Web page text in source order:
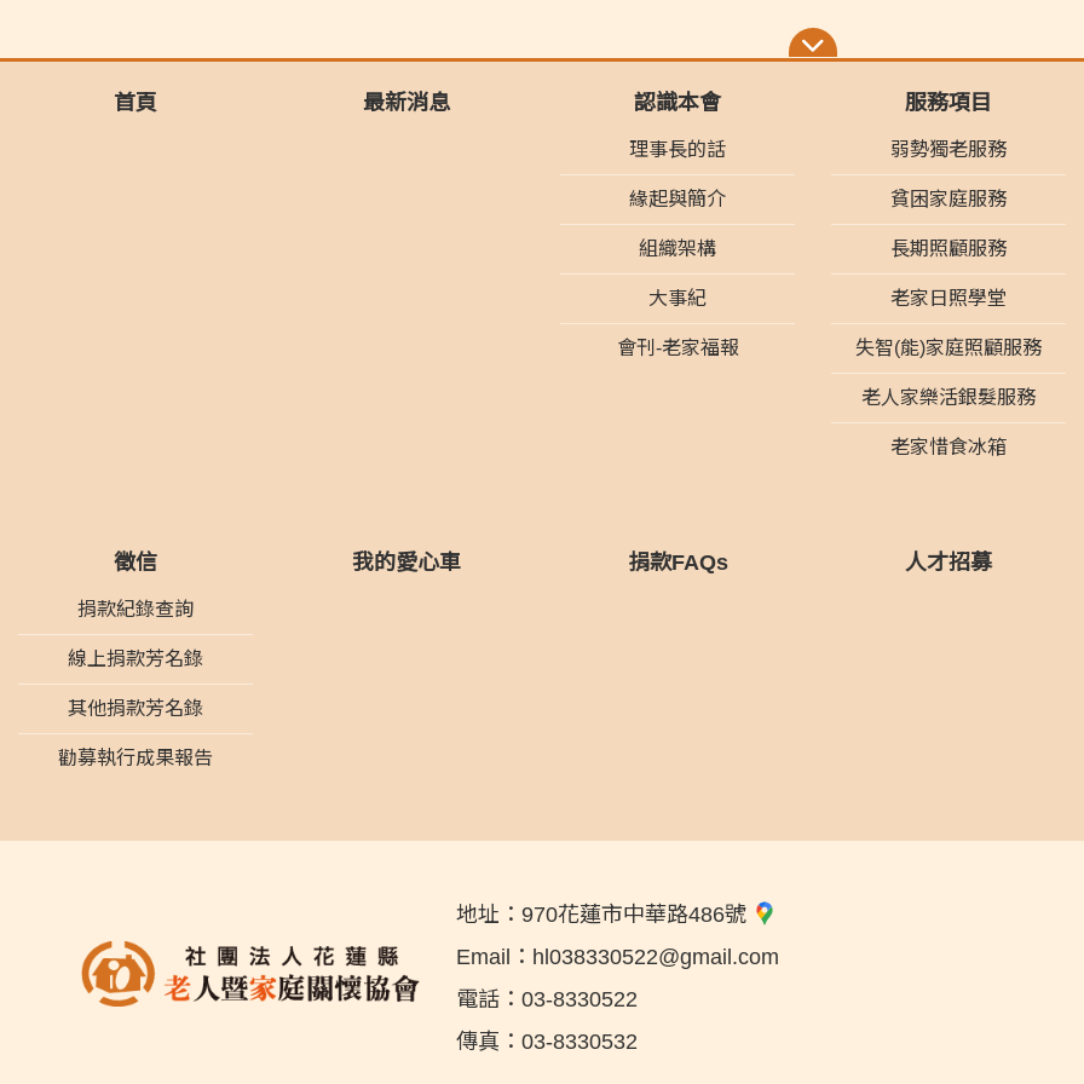
首頁 最新消息 認識本會
理事長的話
緣起與簡介
組織架構
大事紀
會刊-老家福報
服務項目
弱勢獨老服務
貧困家庭服務
長期照顧服務
老家日照學堂
失智(能)家庭照顧服務
老人家樂活銀髮服務
老家惜食冰箱
徵信
捐款紀錄查詢
線上捐款芳名錄
其他捐款芳名錄
勸募執行成果報告
我的愛心車 捐款FAQs 人才招募
地址： 970花蓮市中華路486號
Email： hl038330522@gmail.com
電話： 03-8330522
傳真： 03-8330532